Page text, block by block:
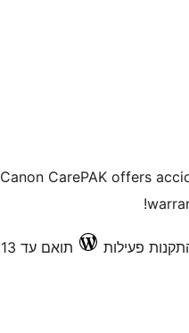
Canon CarePAK offers
תואם עד 6.0.13